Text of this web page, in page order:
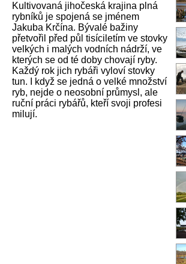
Kultivovaná jihočeská krajina plná
rybníků je spojená se jménem
Jakuba Krčína. Bývalé bažiny
přetvořil před půl tisíciletím ve stovky
velkých i malých vodních nádrží, ve
kterých se od té doby chovají ryby.
Každý rok jich rybáři vyloví stovky
tun. I když se jedná o velké množství
ryb, nejde o neosobní průmysl, ale
ruční práci rybářů, kteří svoji profesi
milují.